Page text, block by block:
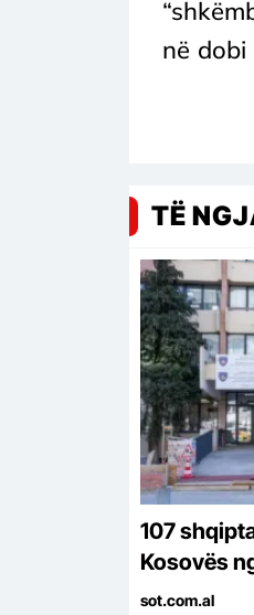
në dobi
TË
107
Kosovës
dhe 19
sot.com.al